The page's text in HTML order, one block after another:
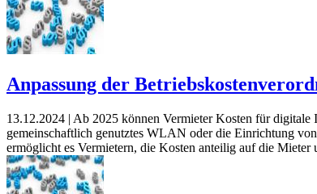
Anpassung der
13.12.2024 | Ab 2025 können Vermieter Kosten für digitale
gemeinschaftlich genutztes WLAN oder die Einrichtung
ermöglicht es Vermietern, die Kosten anteilig auf die